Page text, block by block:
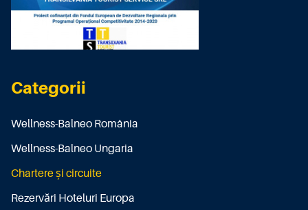
Categorii
Wellness-Balneo România
Wellness-Balneo Ungaria
Chartere și circuite
Rezervări Hoteluri Europa